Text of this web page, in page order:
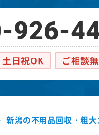
926-
土日祝OK ご相談
新潟の不用品回収・粗